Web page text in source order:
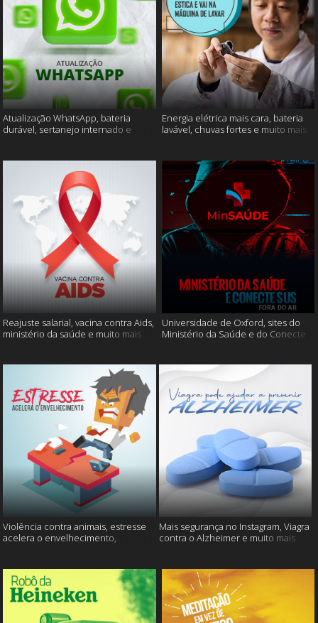
Atualização WhatsApp, bateria
durável, sertanejo internado e
Energia elétrica mais cara, bateria
lavável, chuvas fortes e muito mais
Reajuste salarial, vacina contra Aids,
ministério da saúde e muito mais
Universidade de Oxford, sites do
Ministério da Saúde e do Conecte
Violência contra animais, estresse
acelera o envelhecimento,
Mais segurança no Instagram, Viagra
contra o Alzheimer e muito mais